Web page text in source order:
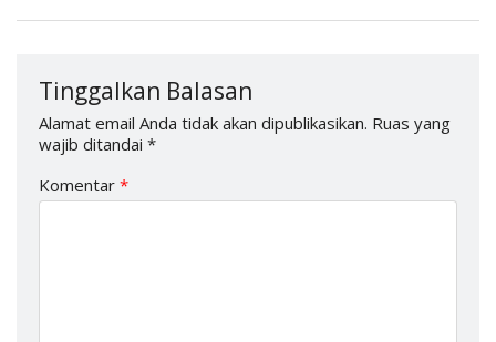
Tinggalkan Balasan
Alamat email Anda tidak akan dipublikasikan. Ruas yang
wajib ditandai *
Komentar *